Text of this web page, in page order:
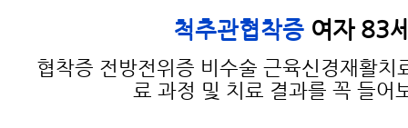
척추관협착증 여자 83
협착증 전방전위증 비수술 근육신경재활치
료 과정 및 치료 결과를 꼭 들어